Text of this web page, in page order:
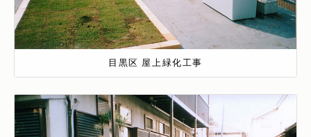
目黒区 屋上緑化工事